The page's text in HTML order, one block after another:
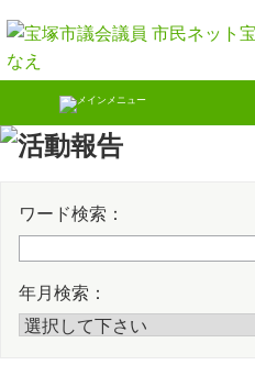
to
content
ワード検索：
年月検索：